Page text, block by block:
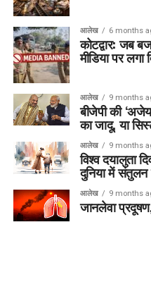
आलेख 6 months
कोटद्वार: जब
मीडिया पर लगा
आलेख 9 months
बीजेपी की
का जादू, या
आलेख 9 months
विश्व दयालुता
दुनिया में
आलेख 9 months
जानलेवा